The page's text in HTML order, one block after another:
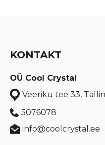
KONTAKT
OÜ Cool Crystal
Veeriku tee 33,
5076078
info@coolcrystal.ee